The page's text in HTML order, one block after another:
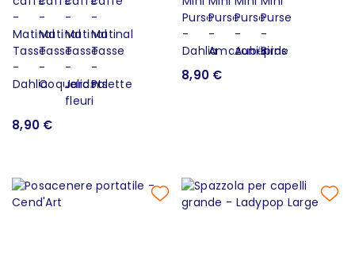
8,90 €
8,90 €